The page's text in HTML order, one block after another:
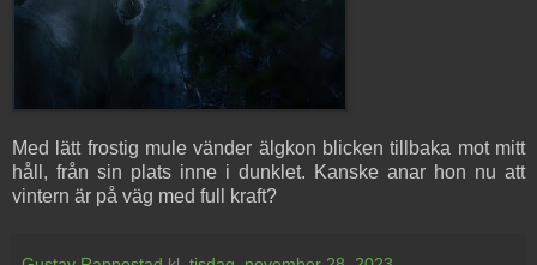
Med lätt frostig mule vänder älgkon blicken tillbaka mot mitt
håll, från sin plats inne i dunklet. Kanske anar hon nu att
vintern är på väg med full kraft?